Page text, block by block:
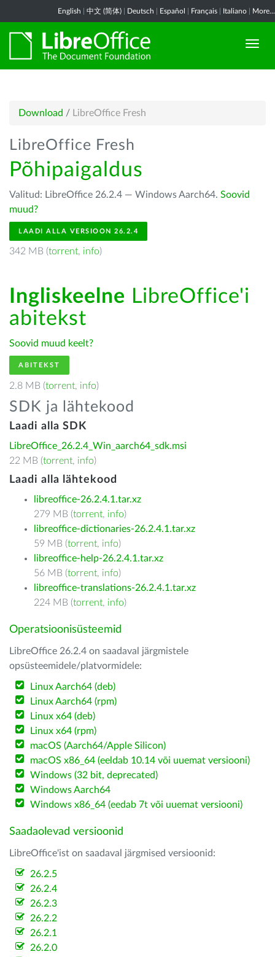
English 中文 (简体) Deutsch Español Français Italiano More...
Download / LibreOffice Fresh
LibreOffice Fresh
Põhipaigaldus
Valitud: LibreOffice 26.2.4 — Windows Aarch64. Soovid
muud?
LAADI ALLA VERSIOON 26.2.4
342 MB (torrent, info)
Ingliskeelne LibreOffice'i
abitekst
Soovid muud keelt?
ABITEKST
2.8 MB (torrent, info)
SDK ja lähtekood
Laadi alla SDK
LibreOffice_26.2.4_Win_aarch64_sdk.msi
22 MB (torrent, info)
Laadi alla lähtekood
libreoffice-26.2.4.1.tar.xz
279 MB (torrent, info)
libreoffice-dictionaries-26.2.4.1.tar.xz
59 MB (torrent, info)
libreoffice-help-26.2.4.1.tar.xz
56 MB (torrent, info)
libreoffice-translations-26.2.4.1.tar.xz
224 MB (torrent, info)
Operatsioonisüsteemid
LibreOffice 26.2.4 on saadaval järgmistele
opsüsteemidele/platvormidele:
Linux Aarch64 (deb)
Linux Aarch64 (rpm)
Linux x64 (deb)
Linux x64 (rpm)
macOS (Aarch64/Apple Silicon)
macOS x86_64 (eeldab 10.14 või uuemat versiooni)
Windows (32 bit, deprecated)
Windows Aarch64
Windows x86_64 (eedab 7t või uuemat versiooni)
Saadaolevad versioonid
LibreOffice'ist on saadaval järgmised versioonid:
26.2.5
26.2.4
26.2.3
26.2.2
26.2.1
26.2.0